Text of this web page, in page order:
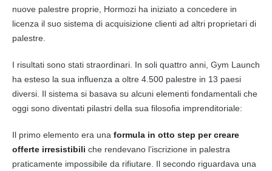
nuove palestre proprie, Hormozi ha iniziato a concedere in
licenza il suo sistema di acquisizione clienti ad altri proprietari di
palestre.
I risultati sono stati straordinari. In soli quattro anni, Gym Launch
ha esteso la sua influenza a oltre 4.500 palestre in 13 paesi
diversi. Il sistema si basava su alcuni elementi fondamentali che
oggi sono diventati pilastri della sua filosofia imprenditoriale:
Il primo elemento era una formula in otto step per creare
offerte irresistibili che rendevano l’iscrizione in palestra
praticamente impossibile da rifiutare. Il secondo riguardava una